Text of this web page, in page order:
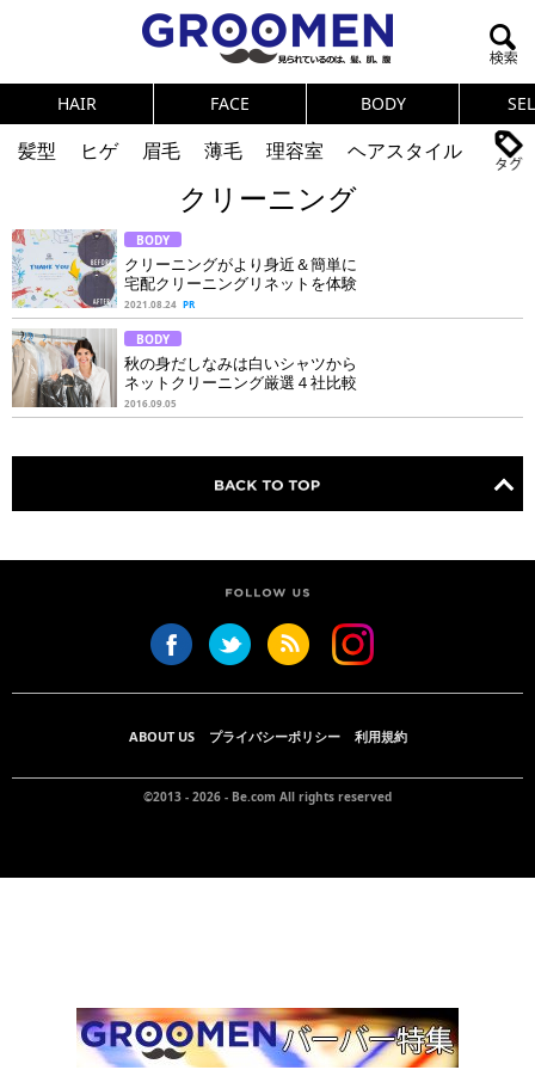
HAIR FACE BODY
髪型 ヒゲ 眉毛 薄毛 理容室
ヘアスタイル
体臭 ニオイ
連載
メンズコスメ
NEWS PICK UP 筋肉
テストステロン
海外セレブ
健康
スキンケア 食事
調査結果
トレーニング
好印象な男
頭皮ケア
クリーニング
BODY
クリーニングがより身近＆簡単に
宅配クリーニングリネットを体験
2021.08.24 PR
BODY
秋の身だしなみは白いシャツから
ネットクリーニング厳選４社比較
2016.09.05
ABOUT US プライバシーポリシー 利用規約
©2013 - 2026 - Be.com All rights reserved